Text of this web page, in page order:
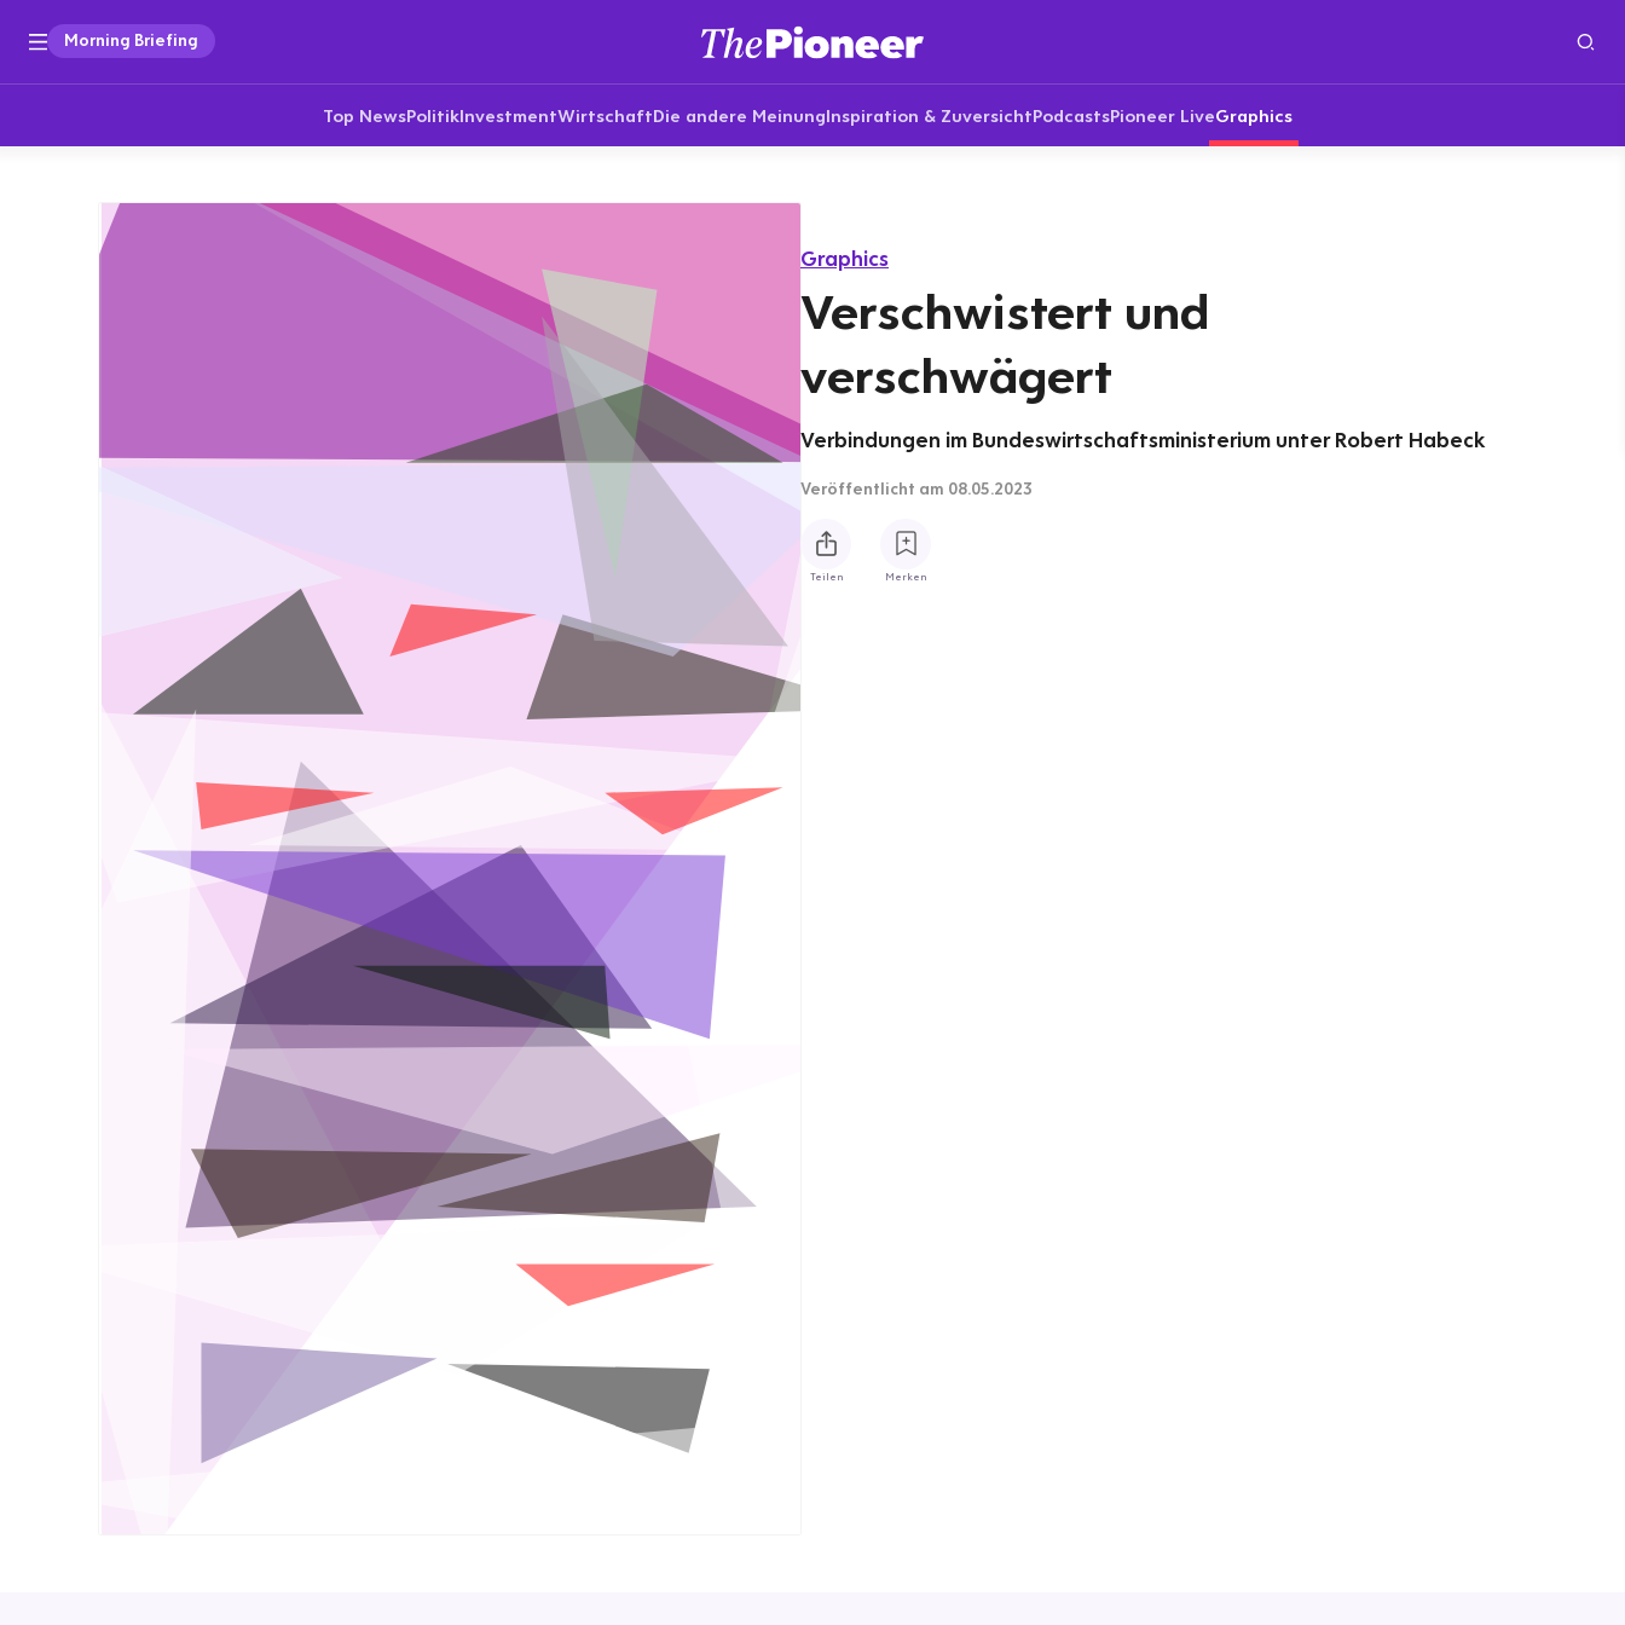
Morning Briefing
Top NewsPolitikInvestmentWirtschaftDie andere MeinungInspiration & ZuversichtPodcastsPioneer LiveGraphics
Graphics
Verschwistert und
verschwägert
Verbindungen im Bundeswirtschaftsministerium unter Robert Habeck
Veröffentlicht am 08.05.2023
Teilen Merken